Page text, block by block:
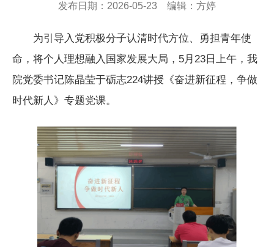
发布日期：2026-05-23 编辑：方婷
为引导入党积极分子认清时代方位、勇担青年使
命，将个人理想融入国家发展大局，5月23日上午，我
院党委书记陈晶莹于砺志224讲授《奋进新征程，争做
时代新人》专题党课。